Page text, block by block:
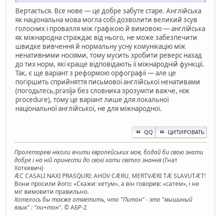
Вертається. Все нове — це добре забуте старе. Англійська
як національна мова могла собі дозволити великий зсув
голосних і провалля між графікою й вимовою — англійська
як міжнародна страждає від нього, не може забезпечити
швидке вивчення й нормальну усну комунікацію між
ненативними носіями, тому мусить зробити реверс назад
до тих норм, які краще відповідають її міжнародній функції.
Так, є ще варіант з реформою орфографії — але це
погіршить сприйняття письмової англійської ненативами
(погодьтесь,prəsíjə без словника зрозуміти важче, ніж
procedure), тому це варіант лише для локальної
національної англійської, не для міжнародної.
QQ ЦИТИРОВАТЬ
Пролетареві ніколи вчити європейських мов, бодай би свою знати
добре і на ній принести до своєї хати світло знання(Гнат
Хоткевич)
ÆC CASALI NAXI PRASQURI: AHOV CÆRU, MERTVÆRI TÆ SLAVUTÆT!
Вони просили його: «Скажи: кетум», а він говорив: «сатем», і не
міг вимовити правильно.
Хотелось бы также отметить, что "Питон" - это "мышиный
язык" : "пи+тон". © АБР-2